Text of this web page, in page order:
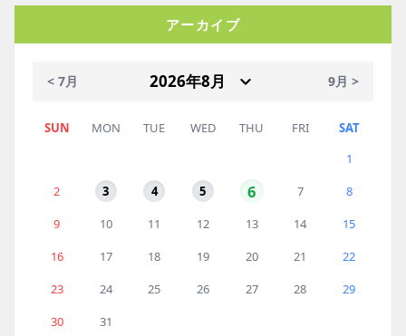
アーカイブ
< 7月 9月 >
SUN MON TUE WED THU FRI
SAT
1
2
3 4 5 6 7
8
9
10 11 12 13 14
15
16
17 18 19 20 21
22
23
24 25 26 27 28
29
30
31